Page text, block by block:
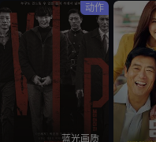
动作
蓝光画质